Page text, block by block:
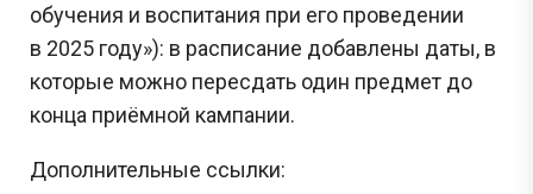
обучения и воспитания при его проведении
в 2025 году»): в расписание добавлены даты, в
которые можно пересдать один предмет до
конца приёмной кампании.
Дополнительные ссылки: